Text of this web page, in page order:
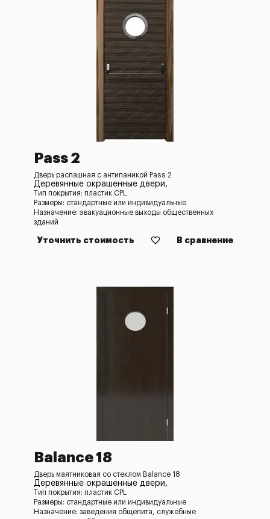
Pass 2
Дверь распашная с антипаникой Pass 2
Деревянные окрашенные двери,
Тип покрытия: пластик CPL
Размеры: стандартные или индивидуальные
Назначение: эвакуационные выходы общественных
зданий
Уточнить стоимость В сравнение
Balance 18
Дверь маятниковая со стеклом Balance 18
Деревянные окрашенные двери,
Тип покрытия: пластик CPL
Размеры: стандартные или индивидуальные
Назначение: заведения общепита, служебные